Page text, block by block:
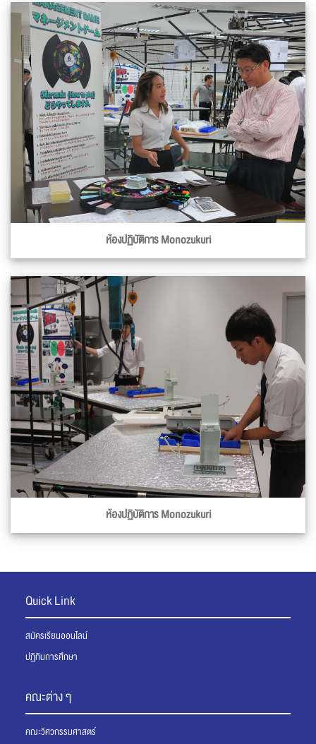
ห้องปฏิบัติการ Monozukuri
ห้องปฏิบัติการ Monozukuri
Quick Link
สมัครเรียนออนไลน์
ปฏิทินการศึกษา
คณะต่าง ๆ
คณะวิศวกรรมศาสตร์